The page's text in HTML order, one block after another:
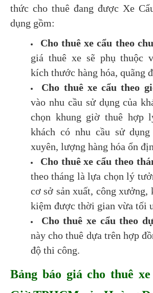
thức cho thuê đang được Xe
dụng gồm:
Cho thuê xe cẩu theo
giá thuê xe sẽ phụ thuộc
kích thước hàng hóa, quãng
Cho thuê xe cẩu theo
vào nhu cầu sử dụng của
chọn khung giờ thuê hợp
khách có nhu cầu sử
xuyên, lượng hàng hóa ổn
Cho thuê xe cẩu theo
theo tháng là lựa chọn lý
cơ sở sản xuất, công xưởng,
kiệm được thời gian vừa tối
Cho thuê xe cẩu theo
này cho thuê dựa trên hợp
độ thi công.
Bảng báo giá cho thuê